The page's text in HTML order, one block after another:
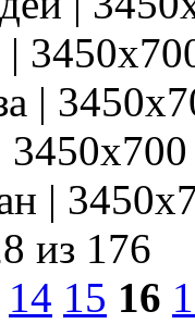
|
|
из 176
14 15 16